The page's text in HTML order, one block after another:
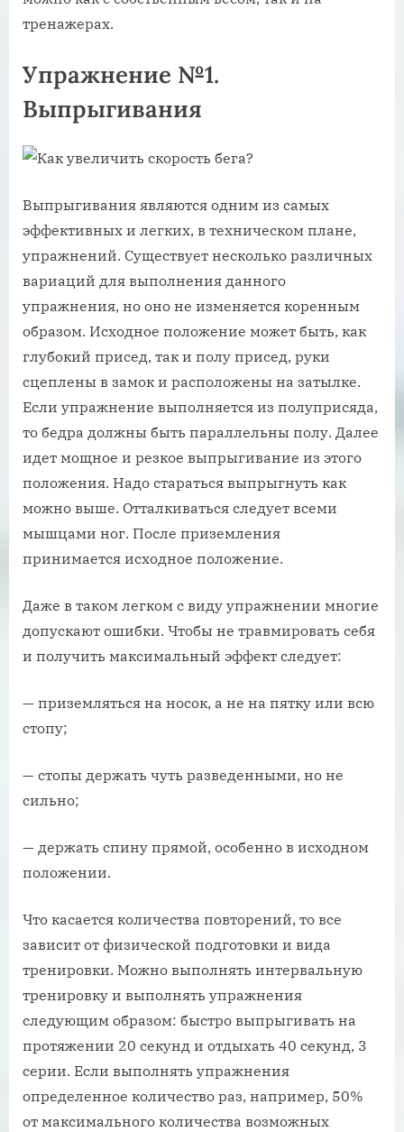
тренажерах.
Упражнение №1.
Выпрыгивания
Выпрыгивания являются одним из самых
эффективных и легких, в техническом плане,
упражнений. Существует несколько различных
вариаций для выполнения данного
упражнения, но оно не изменяется коренным
образом. Исходное положение может быть, как
глубокий присед, так и полу присед, руки
сцеплены в замок и расположены на затылке.
Если упражнение выполняется из полуприсяда,
то бедра должны быть параллельны полу. Далее
идет мощное и резкое выпрыгивание из этого
положения. Надо стараться выпрыгнуть как
можно выше. Отталкиваться следует всеми
мышцами ног. После приземления
принимается исходное положение.
Даже в таком легком с виду упражнении многие
допускают ошибки. Чтобы не травмировать себя
и получить максимальный эффект следует:
— приземляться на носок, а не на пятку или всю
стопу;
— стопы держать чуть разведенными, но не
сильно;
— держать спину прямой, особенно в исходном
положении.
Что касается количества повторений, то все
зависит от физической подготовки и вида
тренировки. Можно выполнять интервальную
тренировку и выполнять упражнения
следующим образом: быстро выпрыгивать на
протяжении 20 секунд и отдыхать 40 секунд, 3
серии. Если выполнять упражнения
определенное количество раз, например, 50%
от максимального количества возможных